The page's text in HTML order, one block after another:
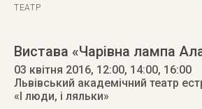
ТЕАТР
Вистава «Чарівна лампа
03 квітня 2016, 12:00, 14:00, 16:00
Львівський академічний театр
«І люди, і ляльки»